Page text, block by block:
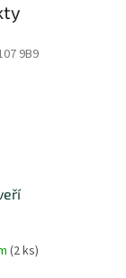
(2 ks)
9B9